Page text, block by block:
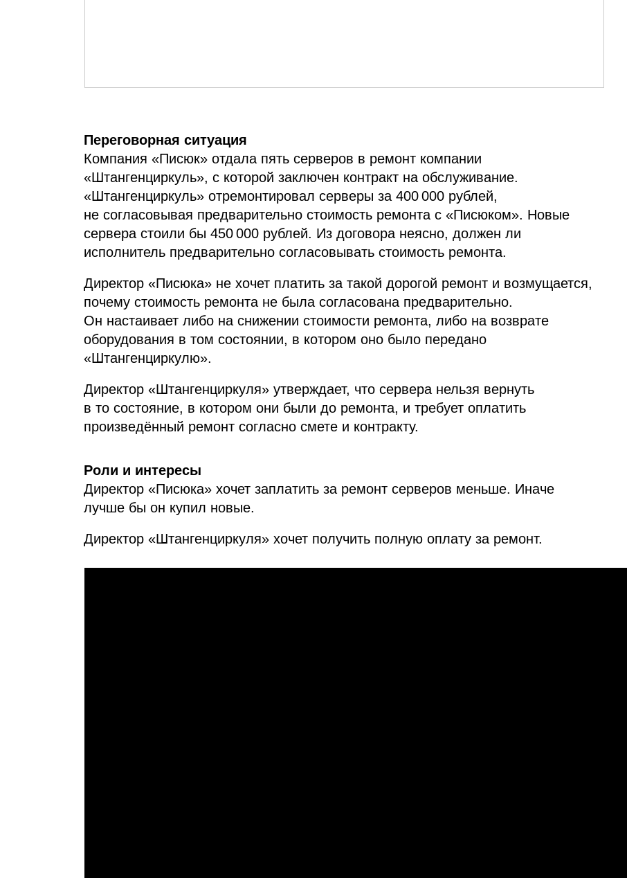
Переговорная ситуация
Компания «Писюк» отдала пять серверов в ремонт компании
«Штангенциркуль», с которой заключен контракт на обслуживание.
«Штангенциркуль» отремонтировал серверы за 400 000 рублей,
не согласовывая предварительно стоимость ремонта с «Писюком». Новые
сервера стоили бы 450 000 рублей. Из договора неясно, должен ли
исполнитель предварительно согласовывать стоимость ремонта.
Директор «Писюка» не хочет платить за такой дорогой ремонт и возмущается,
почему стоимость ремонта не была согласована предварительно.
Он настаивает либо на снижении стоимости ремонта, либо на возврате
оборудования в том состоянии, в котором оно было передано
«Штангенциркулю».
Директор «Штангенциркуля» утверждает, что сервера нельзя вернуть
в то состояние, в котором они были до ремонта, и требует оплатить
произведённый ремонт согласно смете и контракту.
Роли и интересы
Директор «Писюка» хочет заплатить за ремонт серверов меньше. Иначе
лучше бы он купил новые.
Директор «Штангенциркуля» хочет получить полную оплату за ремонт.